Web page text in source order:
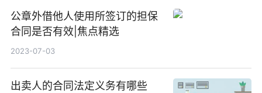
公章外借他人使用所签订的担保
合同是否有效|焦点精选
2023-07-03
出卖人的合同法定义务有哪些